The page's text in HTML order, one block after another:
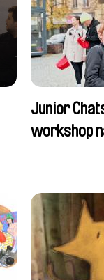
Junior
workshop